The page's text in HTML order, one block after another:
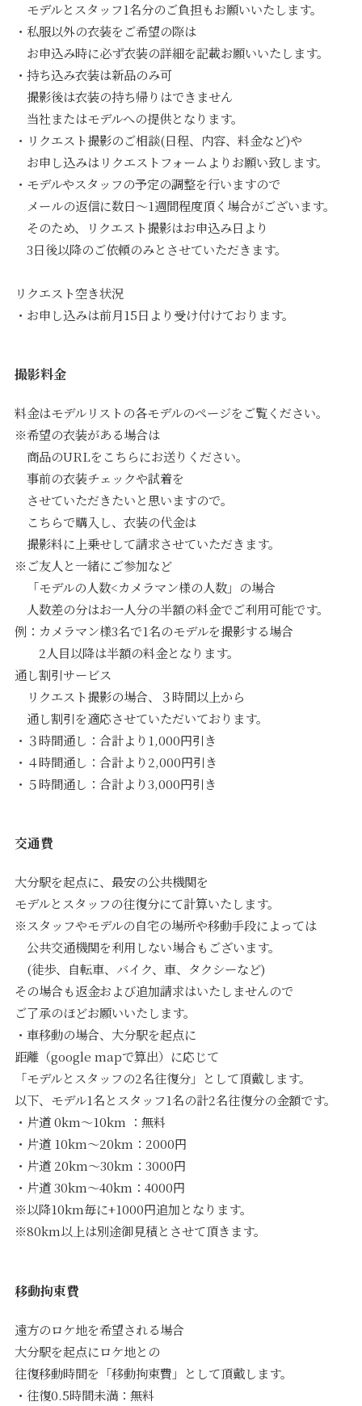
モデルとスタッフ1名分のご負担もお願いいたします。
・私服以外の衣装をご希望の際は
お申込み時に必ず衣装の詳細を記載お願いいたします。
・持ち込み衣装は新品のみ可
撮影後は衣装の持ち帰りはできません
当社またはモデルへの提供となります。
・リクエスト撮影のご相談(日程、内容、料金など)や
お申し込みはリクエストフォームよりお願い致します。
・モデルやスタッフの予定の調整を行いますので
メールの返信に数日〜1週間程度頂く場合がございます。
そのため、リクエスト撮影はお申込み日より
3日後以降のご依頼のみとさせていただきます。
リクエスト空き状況
・お申し込みは前月15日より受け付けております。
撮影料金
料金はモデルリストの各モデルのページをご覧ください。
※希望の衣装がある場合は
商品のURLをこちらにお送りください。
事前の衣装チェックや試着を
させていただきたいと思いますので。
こちらで購入し、衣装の代金は
撮影料に上乗せして請求させていただきます。
※ご友人と一緒にご参加など
「モデルの人数<カメラマン様の人数」の場合
人数差の分はお一人分の半額の料金でご利用可能です。
例：カメラマン様3名で1名のモデルを撮影する場合
2人目以降は半額の料金となります。
通し割引サービス
リクエスト撮影の場合、３時間以上から
通し割引を適応させていただいております。
・３時間通し：合計より1,000円引き
・４時間通し：合計より2,000円引き
・５時間通し：合計より3,000円引き
交通費
大分駅を起点に、最安の公共機関を
モデルとスタッフの往復分にて計算いたします。
※スタッフやモデルの自宅の場所や移動手段によっては
公共交通機関を利用しない場合もございます。
(徒歩、自転車、バイク、車、タクシーなど)
その場合も返金および追加請求はいたしませんので
ご了承のほどお願いいたします。
・車移動の場合、大分駅を起点に
距離（google mapで算出）に応じて
「モデルとスタッフの2名往復分」として頂戴します。
以下、モデル1名とスタッフ1名の計2名往復分の金額です。
・片道 0km〜10km ：無料
・片道 10km〜20km：2000円
・片道 20km〜30km：3000円
・片道 30km〜40km：4000円
※以降10km毎に+1000円追加となります。
※80km以上は別途御見積とさせて頂きます。
移動拘束費
遠方のロケ地を希望される場合
大分駅を起点にロケ地との
往復移動時間を「移動拘束費」として頂戴します。
・往復0.5時間未満：無料